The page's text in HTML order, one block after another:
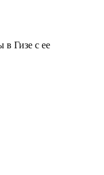
Гизе с ее